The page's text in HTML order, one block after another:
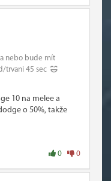
nebo bude mít
trvani 45 sec
10 na melee a
o 50%, takže
0 0